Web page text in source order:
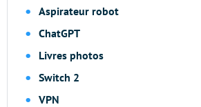
Aspirateur robot
ChatGPT
Livres photos
Switch 2
VPN